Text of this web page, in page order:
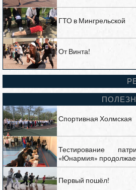
ГТО в Мингрельской
От Винта!
Спортивная Холмская
Тестирование
«Юнармия»
Первый пошёл!